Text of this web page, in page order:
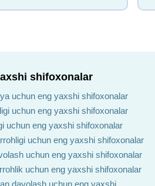
shifoxonalar
uchun eng yaxshi shifoxonalar
uchun eng yaxshi shifoxonalar
uchun eng yaxshi shifoxonalar
uchun eng yaxshi shifoxonalar
uchun eng yaxshi shifoxonalar
uchun eng yaxshi shifoxonalar